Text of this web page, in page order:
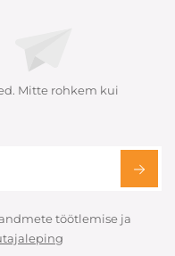
Mitte rohkem kui
töötlemise ja